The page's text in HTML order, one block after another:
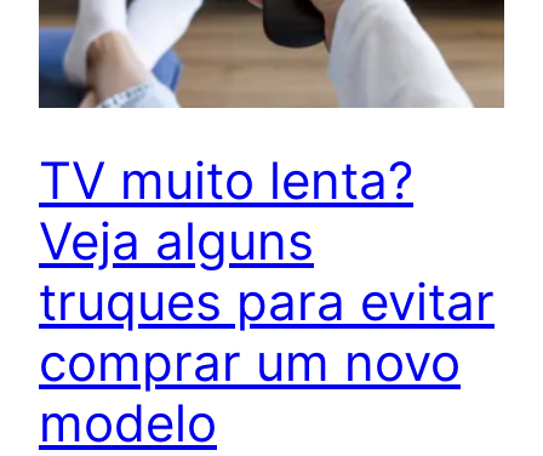
TV muito lenta?
Veja alguns
truques para evitar
comprar um novo
modelo